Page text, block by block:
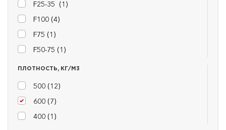
F25-35 (1 )
F100 (4)
F75 (1 )
F50-75 (1 )
ПЛОТНОСТЬ, КГ/М3
500 (12)
600 (7)
400 (1 )